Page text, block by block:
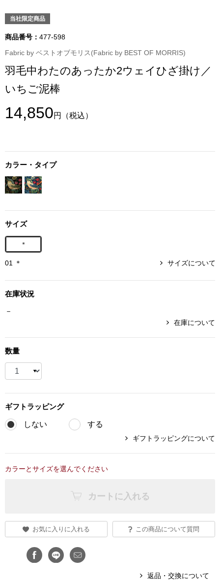
ン雑貨
BOGARD 最新号はこちら
ランド
集
タログ
／チュニック
ボトムス
ショート･クロ
その他
ルームウェア
ブリーフケース
ボディバッグ
当社限定商品
商品番号： 477-598
Fabric by ベストオブモリス(Fabric by BEST OF MORRIS)
羽毛中わたのあったか2ウェイひざ掛け／
いちご泥棒
14,850円 （税込）
カラー・タイプ
サイズ
＊
01 ＊ サイズについて
在庫状況
－
在庫について
数量
ギフト ラッピング
しない する
ギフトラッピングについて
カラーとサイズを選んでください
カートに入れる
お気に入りに入れる この商品について質問
返品・交換について